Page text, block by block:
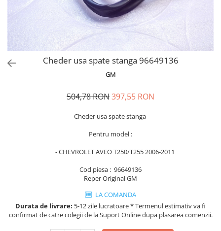
VECTRA-C 2002-2008
VIVARO
Mazda CX-80 KL
S-CROSS HYBRID 48V 2022-prezent
VITARA 2015-prezent
VITARA Hybrid 48V 2020-prezent
SPARK M300 2010-2018
Cheder usa spate stanga 96649136
GM
504,78 RON397,55 RON
Cheder usa spate stanga
Pentru model :
- CHEVROLET AVEO T250/T255 2006-2011
Cod piesa : 96649136
Reper Original GM
LA COMANDA
Durata de livrare: 5-12 zile lucratoare * Termenul estimativ va fi
confirmat de catre colegii de la Suport Online dupa plasarea comenzii.